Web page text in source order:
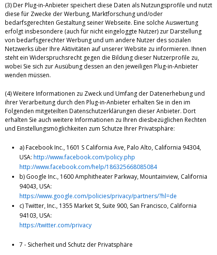
(3) Der Plug-in-Anbieter speichert diese Daten als Nutzungsprofile und nutzt
diese für Zwecke der Werbung, Marktforschung und/oder
bedarfsgerechten Gestaltung seiner Webseite. Eine solche Auswertung
erfolgt insbesondere (auch für nicht eingeloggte Nutzer) zur Darstellung
von bedarfsgerechter Werbung und um andere Nutzer des sozialen
Netzwerks über Ihre Aktivitäten auf unserer Website zu informieren. Ihnen
steht ein Widerspruchsrecht gegen die Bildung dieser Nutzerprofile zu,
wobei Sie sich zur Ausübung dessen an den jeweiligen Plug-in-Anbieter
wenden müssen.
(4) Weitere Informationen zu Zweck und Umfang der Datenerhebung und
ihrer Verarbeitung durch den Plug-in-Anbieter erhalten Sie in den im
Folgenden mitgeteilten Datenschutzerklärungen dieser Anbieter. Dort
erhalten Sie auch weitere Informationen zu Ihren diesbezüglichen Rechten
und Einstellungsmöglichkeiten zum Schutze Ihrer Privatsphäre:
a) Facebook Inc., 1601 S California Ave, Palo Alto, California 94304,
USA: http://www.facebook.com/policy.php
http://www.facebook.com/help/186325668085084
b) Google Inc., 1600 Amphitheater Parkway, Mountainview, California
94043, USA:
https://www.google.com/policies/privacy/partners/?hl=de
c) Twitter, Inc., 1355 Market St, Suite 900, San Francisco, California
94103, USA:
https://twitter.com/privacy
7 - Sicherheit und Schutz der Privatsphäre